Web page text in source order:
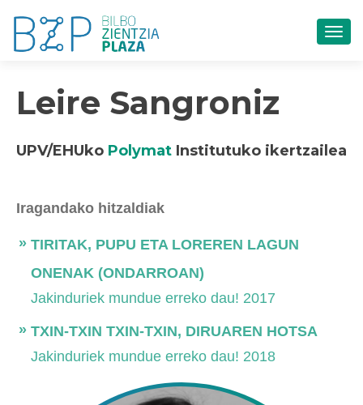
Leire Sangroniz
UPV/EHUko Polymat Institutuko ikertzailea
Iragandako hitzaldiak
TIRITAK, PUPU ETA LOREREN LAGUN
ONENAK (ONDARROAN)
Jakinduriek mundue erreko dau! 2017
TXIN-TXIN TXIN-TXIN, DIRUAREN HOTSA
Jakinduriek mundue erreko dau! 2018